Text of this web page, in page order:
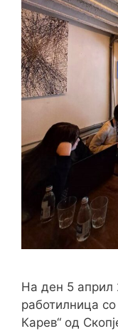
На ден 5 април
работилница
Карев“ од